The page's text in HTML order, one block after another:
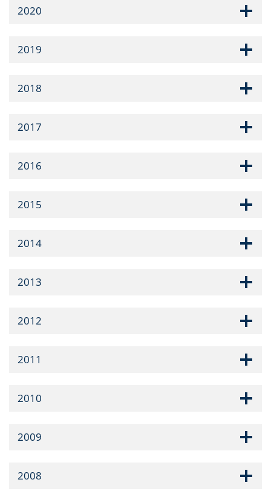
2020
2019
2018
2017
2016
2015
2014
2013
2012
2011
2010
2009
2008